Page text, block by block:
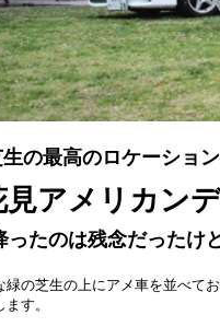
の最高のロケーショ
見アメリカン
ったのは残念だったけ
緑の芝生の上にアメ車を並べ
す。